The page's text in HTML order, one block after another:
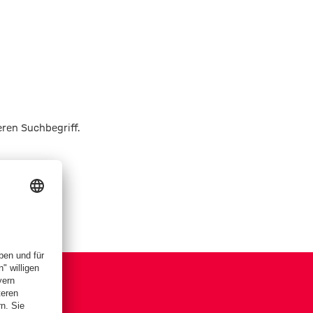
Suchbegriff.